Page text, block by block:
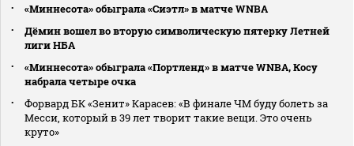
«Миннесота» обыграла «Сиэтл» в матче WNBA
Дёмин вошел во вторую символическую пятерку Летней
лиги НБА
«Миннесота» обыграла «Портленд» в матче WNBA, Косу
набрала четыре очка
Форвард БК «Зенит» Карасев: «В финале ЧМ буду болеть за
Месси, который в 39 лет творит такие вещи. Это очень
круто»